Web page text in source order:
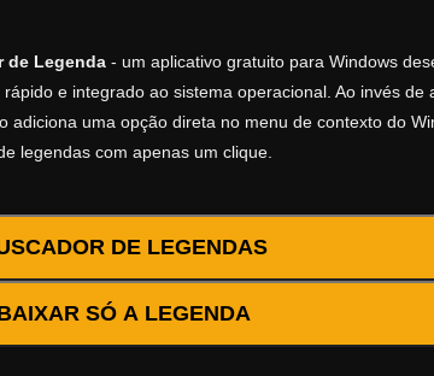
de Legenda- um aplicativo gratuito para Windows
e integrado ao sistema operacional. Ao invés de
uma opção direta no menu de contexto do
legendas com apenas um clique.
DE LEGENDAS
SÓ A LEGENDA